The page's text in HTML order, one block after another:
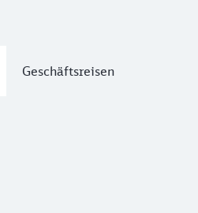
Geschäftsreisen